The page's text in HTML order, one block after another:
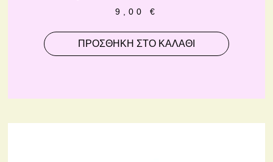
9,00 €
ΠΡΟΣΘΉΚΗ ΣΤΟ ΚΑΛΆΘΙ